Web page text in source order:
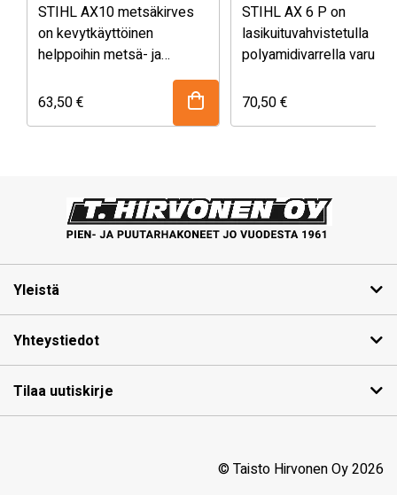
STIHL AX10 metsäkirves
on kevytkäyttöinen
helppoihin metsä- ja
pihatöihin. Varsi valmistettu
saarnista. Paino 1000g ja
63,50€
STIHL AX 6 P on
lasikuituvahvistetulla
polyamidivarrella
vankka ja säänkestävä.
erottamattomasti liitetty
kahvaan. Kahvan alaosa
pinnoitteella taaten täten
työskenneltäessä.
painonjakauman ja tekee
työskentelystä voimia
70,50€
Yleistä
Yhteystiedot
Tilaa uutiskirje
© Taisto Hirvonen Oy 2026